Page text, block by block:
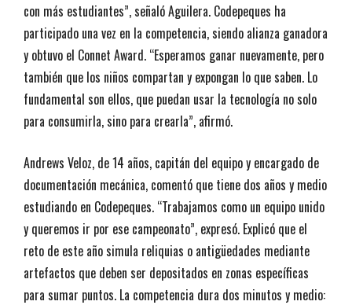
con más estudiantes”, señaló Aguilera. Codepeques ha
participado una vez en la competencia, siendo alianza ganadora
y obtuvo el Connet Award. “Esperamos ganar nuevamente, pero
también que los niños compartan y expongan lo que saben. Lo
fundamental son ellos, que puedan usar la tecnología no solo
para consumirla, sino para crearla”, afirmó.
Andrews Veloz, de 14 años, capitán del equipo y encargado de
documentación mecánica, comentó que tiene dos años y medio
estudiando en Codepeques. “Trabajamos como un equipo unido
y queremos ir por ese campeonato”, expresó. Explicó que el
reto de este año simula reliquias o antigüedades mediante
artefactos que deben ser depositados en zonas específicas
para sumar puntos. La competencia dura dos minutos y medio: